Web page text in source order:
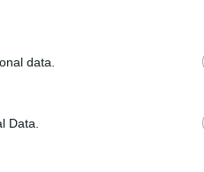
data.
Data.
Bélát